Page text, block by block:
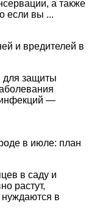
а также
если вы ...
и вредителей в
для защиты
—
в июле: план
в саду и
растут,
в